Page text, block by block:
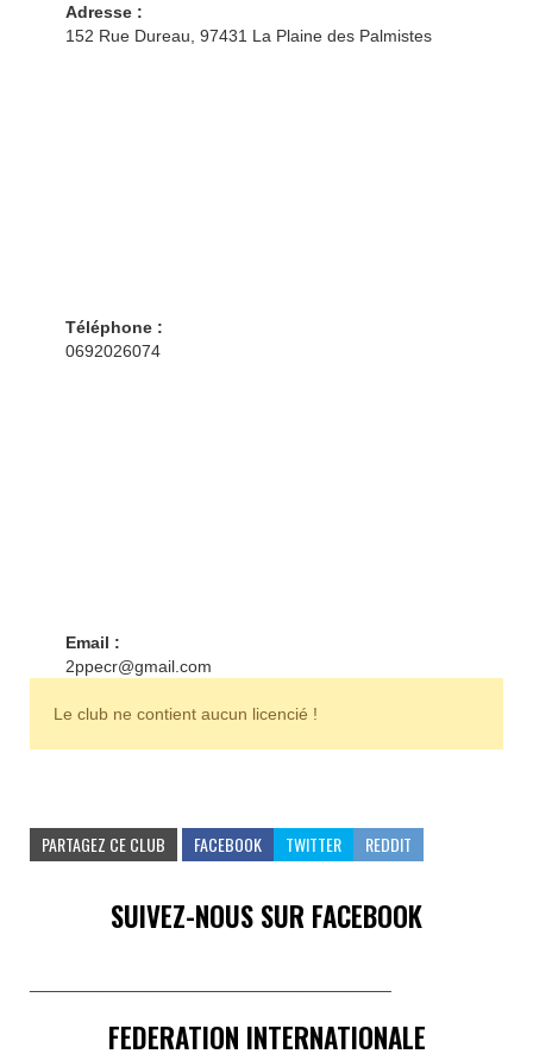
Adresse :
152 Rue Dureau, 97431 La Plaine des Palmistes
Téléphone :
0692026074
Email :
2ppecr@gmail.com
Le club ne contient aucun licencié !
PARTAGEZ CE CLUB FACEBOOK TWITTER REDDIT
SUIVEZ-NOUS SUR FACEBOOK
FEDERATION INTERNATIONALE